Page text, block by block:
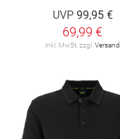
UVP 99,95 €
69,99 €
inkl. MwSt. zzgl. Versand